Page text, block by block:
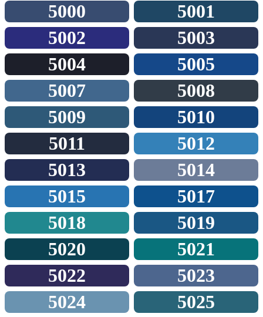
5000
5001
5002
5003
5004
5005
5007
5008
5009
5010
5011
5012
5013
5014
5015
5017
5018
5019
5020
5021
5022
5023
5024
5025